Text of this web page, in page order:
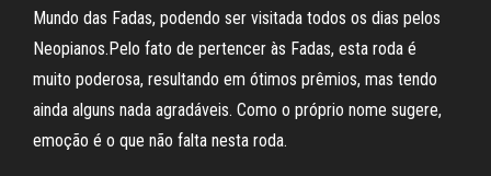
Mundo das Fadas, podendo ser visitada todos os dias pelos
Neopianos.Pelo fato de pertencer às Fadas, esta roda é
muito poderosa, resultando em ótimos prêmios, mas tendo
ainda alguns nada agradáveis. Como o próprio nome sugere,
emoção é o que não falta nesta roda.